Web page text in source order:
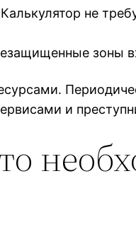
не
зоны
и